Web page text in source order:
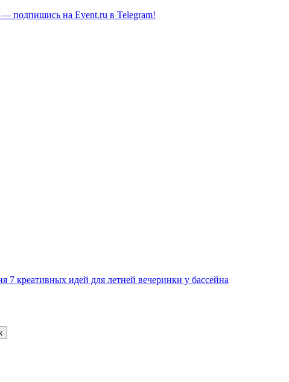
подпишись на Event.ru в Telegram!
7 креативных идей для летней вечеринки у бассейна